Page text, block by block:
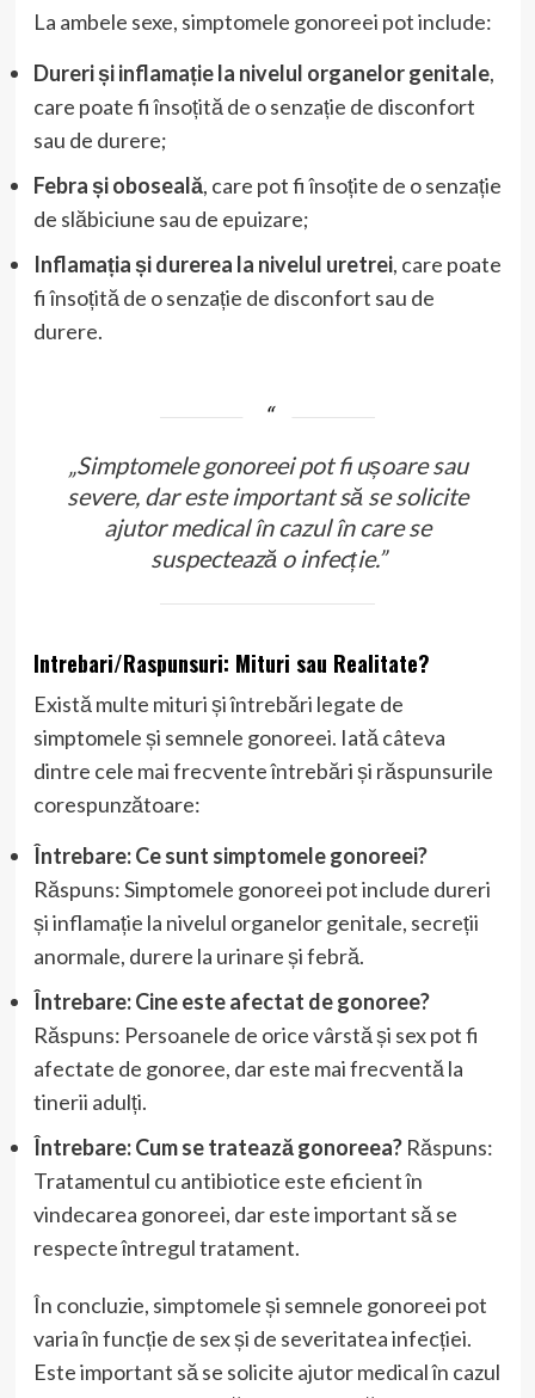
La ambele sexe, simptomele gonoreei pot include:
Dureri și inflamație la nivelul organelor genitale,
care poate fi însoțită de o senzație de disconfort
sau de durere;
Febra și oboseală, care pot fi însoțite de o senzație
de slăbiciune sau de epuizare;
Inflamația și durerea la nivelul uretrei, care poate
fi însoțită de o senzație de disconfort sau de
durere.
„Simptomele gonoreei pot fi ușoare sau
severe, dar este important să se solicite
ajutor medical în cazul în care se
suspectează o infecție.”
Intrebari/Raspunsuri: Mituri sau Realitate?
Există multe mituri și întrebări legate de
simptomele și semnele gonoreei. Iată câteva
dintre cele mai frecvente întrebări și răspunsurile
corespunzătoare:
Întrebare: Ce sunt simptomele gonoreei?
Răspuns: Simptomele gonoreei pot include dureri
și inflamație la nivelul organelor genitale, secreții
anormale, durere la urinare și febră.
Întrebare: Cine este afectat de gonoree?
Răspuns: Persoanele de orice vârstă și sex pot fi
afectate de gonoree, dar este mai frecventă la
tinerii adulți.
Întrebare: Cum se tratează gonoreea?Răspuns:
Tratamentul cu antibiotice este eficient în
vindecarea gonoreei, dar este important să se
respecte întregul tratament.
În concluzie, simptomele și semnele gonoreei pot
varia în funcție de sex și de severitatea infecției.
Este important să se solicite ajutor medical în cazul